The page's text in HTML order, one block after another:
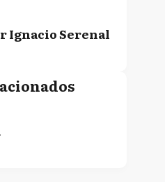
Ignacio Serenal